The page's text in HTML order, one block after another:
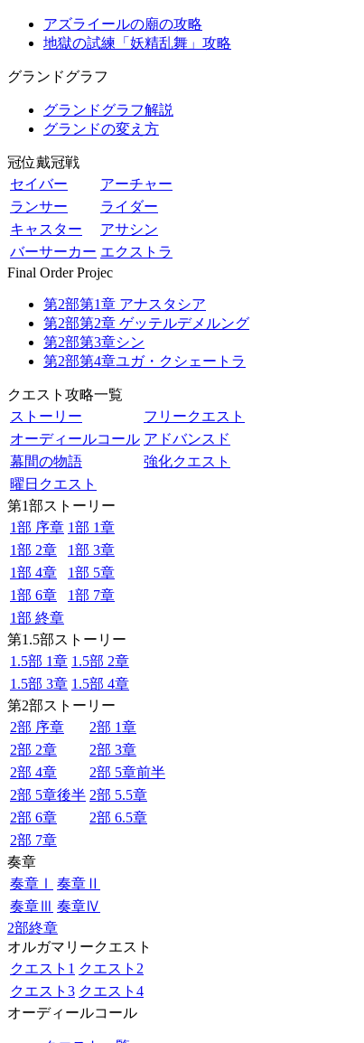
アズライールの廟の攻略
地獄の試練「妖精乱舞」攻略
グランドグラフ
グランドグラフ解説
グランドの変え方
冠位戴冠戦
セイバー
アーチャー
ランサー
ライダー
キャスター
アサシン
バーサーカー エクストラ
Final Order Projec
第2部第1章 アナスタシア
第2部第2章 ゲッテルデメルング
第2部第3章シン
第2部第4章ユガ・クシェートラ
クエスト攻略一覧
ストーリー
フリークエスト
オーディールコール アドバンスド
幕間の物語
強化クエスト
曜日クエスト
第1部ストーリー
1部 序章 1部 1章
1部 2章
1部 3章
1部 4章
1部 5章
1部 6章
1部 7章
1部 終章
第1.5部ストーリー
1.5部 1章 1.5部 2章
1.5部 3章 1.5部 4章
第2部ストーリー
2部 序章
2部 1章
2部 2章
2部 3章
2部 4章
2部 5章前半
2部 5章後半 2部 5.5章
2部 6章
2部 6.5章
2部 7章
奏章
奏章Ⅰ
奏章Ⅱ
奏章Ⅲ 奏章Ⅳ
2部終章
オルガマリークエスト
クエスト1 クエスト2
クエスト3 クエスト4
オーディールコール